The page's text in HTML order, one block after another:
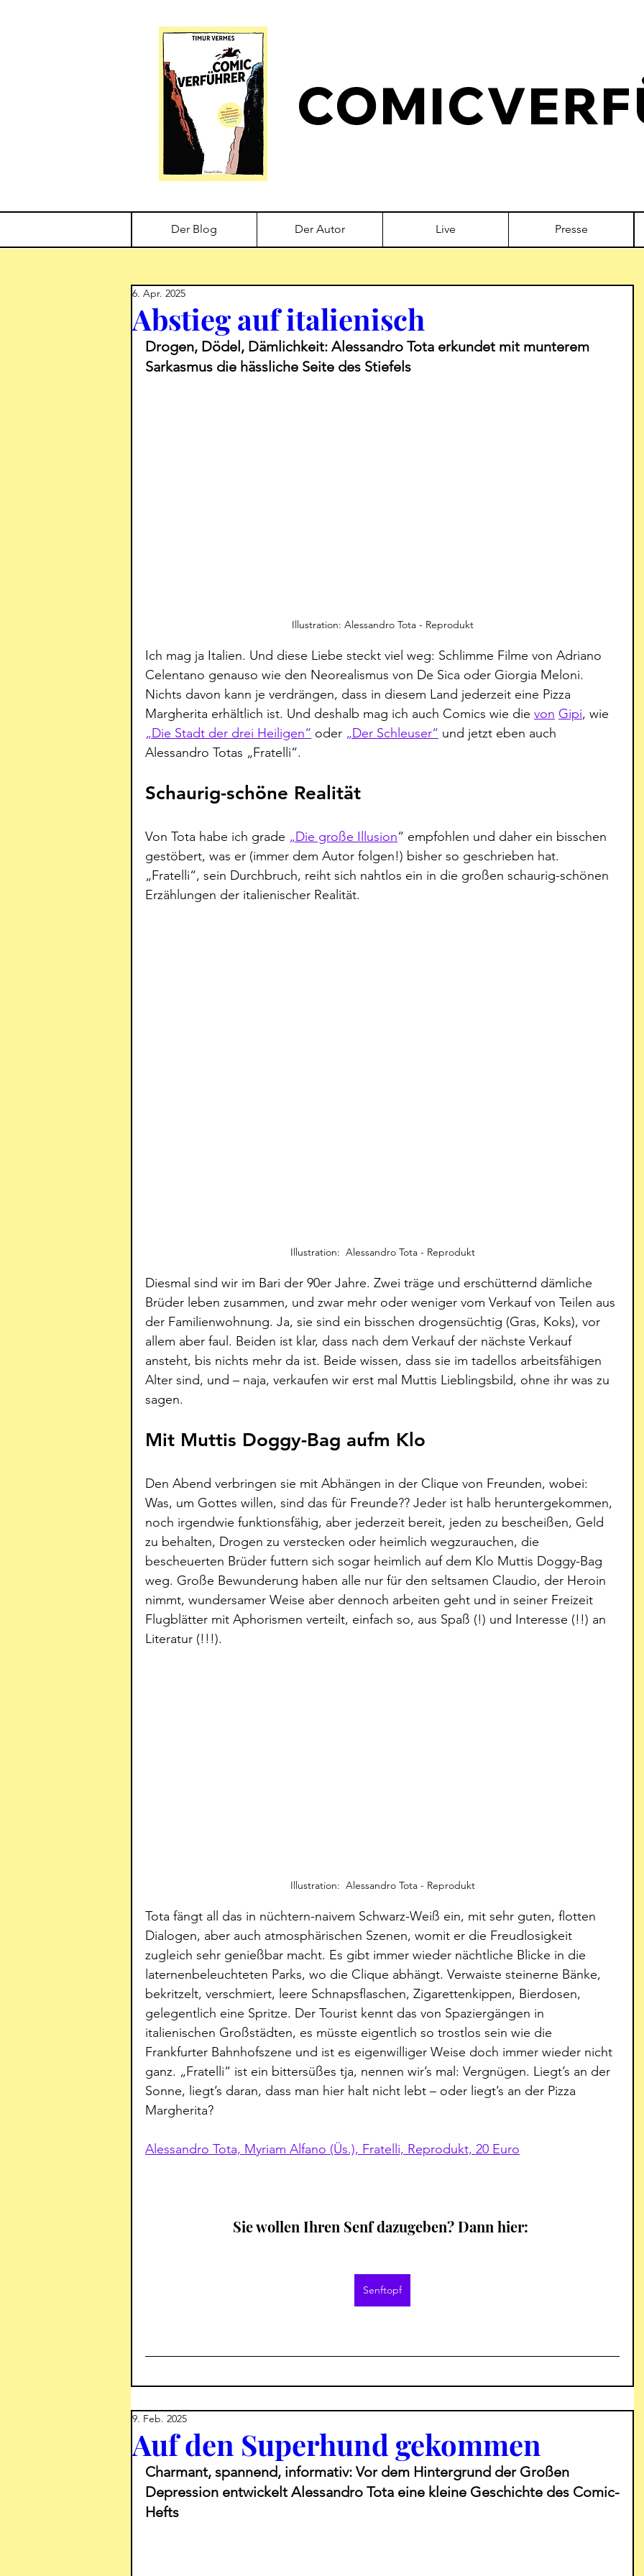
Der Blog Der Autor Live Presse
Abstieg auf italienisch
6. Apr. 2025
Drogen, Dödel, Dämlichkeit: Alessandro Tota erkundet mit munterem
Sarkasmus die hässliche Seite des Stiefels
Illustration: Alessandro Tota - Reprodukt
Ich mag ja Italien. Und diese Liebe steckt viel weg: Schlimme Filme von Adriano
Celentano genauso wie den Neorealismus von De Sica oder Giorgia Meloni.
Nichts davon kann je verdrängen, dass in diesem Land jederzeit eine Pizza
Margherita erhältlich ist. Und deshalb mag ich auch Comics wie die von Gipi, wie
„Die Stadt der drei Heiligen“ oder „Der Schleuser“ und jetzt eben auch
Alessandro Totas „Fratelli“.
Schaurig-schöne Realität
Von Tota habe ich grade „Die große Illusion“ empfohlen und daher ein bisschen
gestöbert, was er (immer dem Autor folgen!) bisher so geschrieben hat.
„Fratelli“, sein Durchbruch, reiht sich nahtlos ein in die großen schaurig-schönen
Erzählungen der italienischer Realität.
Illustration:  Alessandro Tota - Reprodukt
Diesmal sind wir im Bari der 90er Jahre. Zwei träge und erschütternd dämliche
Brüder leben zusammen, und zwar mehr oder weniger vom Verkauf von Teilen aus
der Familienwohnung. Ja, sie sind ein bisschen drogensüchtig (Gras, Koks), vor
allem aber faul. Beiden ist klar, dass nach dem Verkauf der nächste Verkauf
ansteht, bis nichts mehr da ist. Beide wissen, dass sie im tadellos arbeitsfähigen
Alter sind, und – naja, verkaufen wir erst mal Muttis Lieblingsbild, ohne ihr was zu
sagen.
Mit Muttis Doggy-Bag aufm Klo
Den Abend verbringen sie mit Abhängen in der Clique von Freunden, wobei:
Was, um Gottes willen, sind das für Freunde?? Jeder ist halb heruntergekommen,
noch irgendwie funktionsfähig, aber jederzeit bereit, jeden zu bescheißen, Geld
zu behalten, Drogen zu verstecken oder heimlich wegzurauchen, die
bescheuerten Brüder futtern sich sogar heimlich auf dem Klo Muttis Doggy-Bag
weg. Große Bewunderung haben alle nur für den seltsamen Claudio, der Heroin
nimmt, wundersamer Weise aber dennoch arbeiten geht und in seiner Freizeit
Flugblätter mit Aphorismen verteilt, einfach so, aus Spaß (!) und Interesse (!!) an
Literatur (!!!).
Illustration:  Alessandro Tota - Reprodukt
Tota fängt all das in nüchtern-naivem Schwarz-Weiß ein, mit sehr guten, flotten
Dialogen, aber auch atmosphärischen Szenen, womit er die Freudlosigkeit
zugleich sehr genießbar macht. Es gibt immer wieder nächtliche Blicke in die
laternenbeleuchteten Parks, wo die Clique abhängt. Verwaiste steinerne Bänke,
bekritzelt, verschmiert, leere Schnapsflaschen, Zigarettenkippen, Bierdosen,
gelegentlich eine Spritze. Der Tourist kennt das von Spaziergängen in
italienischen Großstädten, es müsste eigentlich so trostlos sein wie die
Frankfurter Bahnhofszene und ist es eigenwilliger Weise doch immer wieder nicht
ganz. „Fratelli“ ist ein bittersüßes tja, nennen wir’s mal: Vergnügen. Liegt’s an der
Sonne, liegt’s daran, dass man hier halt nicht lebt – oder liegt’s an der Pizza
Margherita?
Alessandro Tota, Myriam Alfano (Üs.), Fratelli, Reprodukt, 20 Euro
Sie wollen Ihren Senf dazugeben? Dann hier:
Senftopf
Auf den Superhund gekommen
9. Feb. 2025
Charmant, spannend, informativ: Vor dem Hintergrund der Großen
Depression entwickelt Alessandro Tota eine kleine Geschichte des Comic-
Hefts